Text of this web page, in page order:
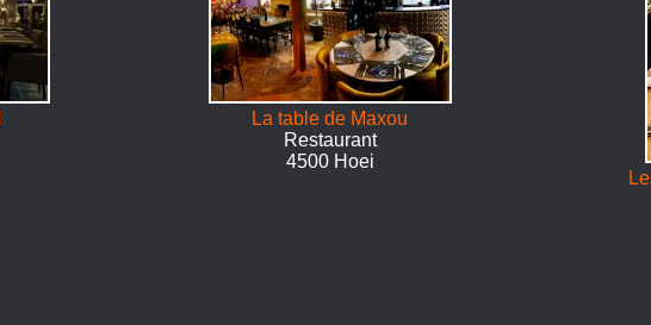
La table de Maxou
Restaurant
4500 Hoei